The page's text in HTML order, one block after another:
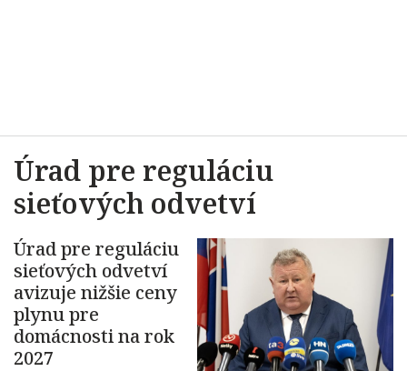
Úrad pre reguláciu
sieťových odvetví
Úrad pre reguláciu
sieťových odvetví
avizuje nižšie ceny
plynu pre
domácnosti na rok
2027